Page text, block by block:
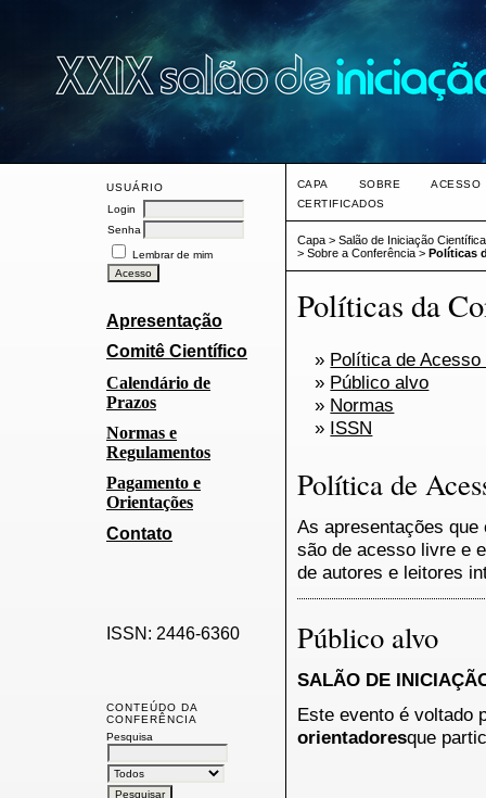
USUÁRIO
Login
Senha
Lembrar de mim
Apresentação
Comitê Científico
Calendário de
Prazos
Normas e
Regulamentos
Pagamento e
Orientações
Contato
ISSN: 2446-6360
CONTEÚDO DA
CONFERÊNCIA
Pesquisa
CAPA SOBRE
ACESSO
CERTIFICADOS
Capa> Salão de Iniciação
> Sobre a Conferência> Políticas
Políticas da
» Política de
» Público alvo
» Normas
» ISSN
Política de
As apresentações
são de acesso livre e
de autores e leitores
Público alvo
SALÃO DE
Este evento é voltado
orientadoresque